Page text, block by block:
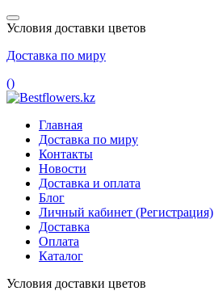
Условия доставки цветов
Доставка по миру
()
Главная
Доставка по миру
Контакты
Новости
Доставка и оплата
Блог
Личный кабинет (Регистрация)
Доставка
Оплата
Каталог
Условия доставки цветов